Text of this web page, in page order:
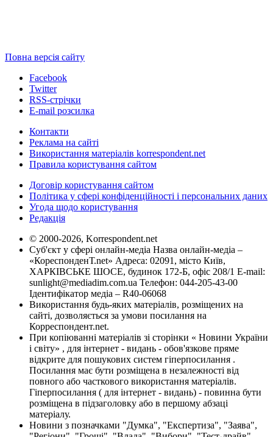
Повна версія сайту
Facebook
Twitter
RSS-стрічки
E-mail розсилка
Контакти
Реклама на сайті
Використання матеріалів korrespondent.net
Правила користування сайтом
Договір користування сайтом
Політика у сфері конфіденційності і персональних даних
Угода щодо користування
Редакція
© 2000-2026, Korrespondent.net
Суб'єкт у сфері онлайн-медіа Назва онлайн-медіа –
«КореспонденТ.net» Адреса: 02091, місто Київ,
ХАРКІВСЬКЕ ШОСЕ, будинок 172-Б, офіс 208/1 E-mail:
sunlight@mediadim.com.ua Телефон: 044-205-43-00
Ідентифікатор медіа – R40-06068
Використання будь-яких матеріалів, розміщених на
сайті, дозволяється за умови посилання на
Корреспондент.net.
При копіюванні матеріалів зі сторінки « Новини України
і світу» , для інтернет - видань - обов'язкове пряме
відкрите для пошукових систем гіперпосилання .
Посилання має бути розміщена в незалежності від
повного або часткового використання матеріалів.
Гіперпосилання ( для інтернет - видань) - повинна бути
розміщена в підзаголовку або в першому абзаці
матеріалу.
Новини з позначками "Думка", "Експертиза", "Заява",